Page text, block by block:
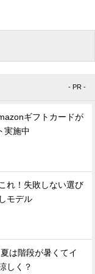
- PR -
ギフトカードが
実施中
れ！失敗しない選び
モデル
は階段が暑くてイ
しく？